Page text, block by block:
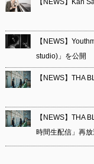
【NEWS】Kan
【NEWS】
studio)」を公開
【NEWS】THA
【NEWS】THA
時間生配信」再